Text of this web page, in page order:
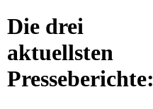
Die drei
aktuellsten
Presseberichte: